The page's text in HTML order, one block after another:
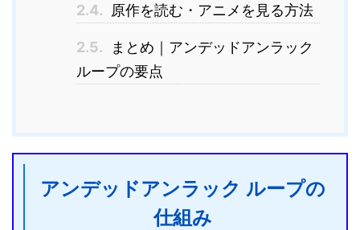
2.4. 原作を読む・アニメを見る方法
2.5.
まとめ｜アンデッドアンラック
ループの要点
アンデッドアンラック ループの
仕組み